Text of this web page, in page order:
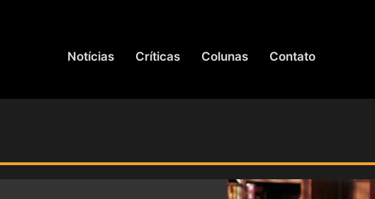
Notícias Críticas Colunas Contato